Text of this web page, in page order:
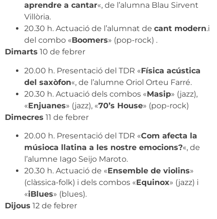
aprendre a cantar«, de l’alumna Blau Sirvent
Villòria.
20.30 h. Actuació de l’alumnat de cant modern.i
del combo «Boomers» (pop-rock) .
Dimarts 10 de febrer
20.00 h. Presentació del TDR «Física acústica
del saxòfon«, de l’alumne Oriol Orteu Farré.
20.30 h. Actuació dels combos «Masip» (jazz),
«Enjuanes» (jazz), «70’s House» (pop-rock)
Dimecres 11 de febrer
20.00 h. Presentació del TDR «Com afecta la
músioca llatina a les nostre emocions?«, de
l’alumne Iago Seijo Maroto.
20.30 h. Actuació de «Ensemble de violins»
(clàssica-folk) i dels combos «Equinox» (jazz) i
«iBlues» (blues).
Dijous 12 de febrer